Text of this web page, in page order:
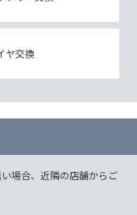
ヤ交換
場合、近隣の店舗からご